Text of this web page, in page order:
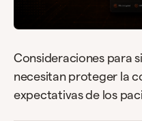
Consideraciones para
necesitan proteger la
expectativas de los